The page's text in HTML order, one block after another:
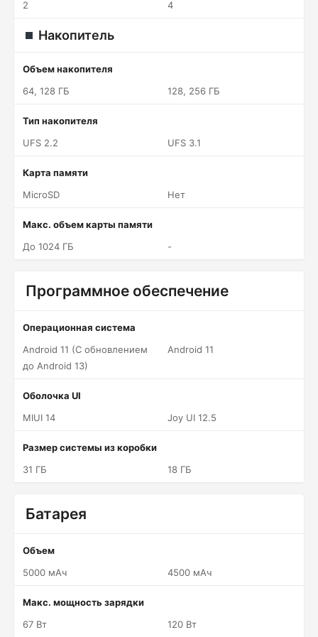
2 4
Накопитель
Объем накопителя
64, 128 ГБ
128, 256 ГБ
Тип накопителя
UFS 2.2
UFS 3.1
Карта памяти
MicroSD
Нет
Макс. объем карты памяти
До 1024 ГБ
-
Программное обеспечение
Операционная система
Android 11 (С обновлением
до Android 13)
Android 11
Оболочка UI
MIUI 14
Joy UI 12.5
Размер системы из коробки
31 ГБ
18 ГБ
Батарея
Объем
5000 мАч
4500 мАч
Макс. мощность зарядки
67 Вт
120 Вт